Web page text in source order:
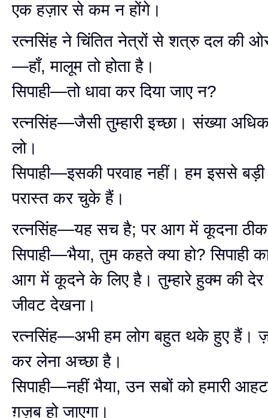
एक हज़ार से कम न होंगे।
रत्नसिंह ने चिंतित नेत्रों से शत्रु दल की
—हाँ, मालूम तो होता है।
सिपाही—तो धावा कर दिया जाए न?
रत्नसिंह—जैसी तुम्हारी इच्छा। संख्या
लो।
सिपाही—इसकी परवाह नहीं। हम इससे
परास्त कर चुके हैं।
रत्नसिंह—यह सच है; पर आग में कूदना
सिपाही—भैया, तुम कहते क्या हो? सिपाही
आग में कूदने के लिए है। तुम्हारे हुक्म की देर
जीवट देखना।
रत्नसिंह—अभी हम लोग बहुत थके हुए हैं।
कर लेना अच्छा है।
सिपाही—नहीं भैया, उन सबों को हमारी
ग़ज़ब हो जाएगा।